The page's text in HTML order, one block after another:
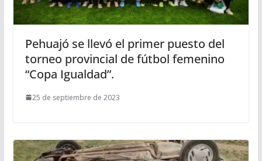
Pehuajó se llevó el primer puesto del
torneo provincial de fútbol femenino
“Copa Igualdad”.
25 de septiembre de 2023